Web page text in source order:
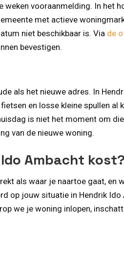
vooraanmelding. In het
met actieve
niet beschikbaar is. Via de
bevestigen.
als het nieuwe adres. In
en losse kleine spullen
is niet het moment om
van de nieuwe woning.
Ambacht kost?
als waar je naartoe gaat, en
op jouw situatie in Hendrik
we je woning inlopen,